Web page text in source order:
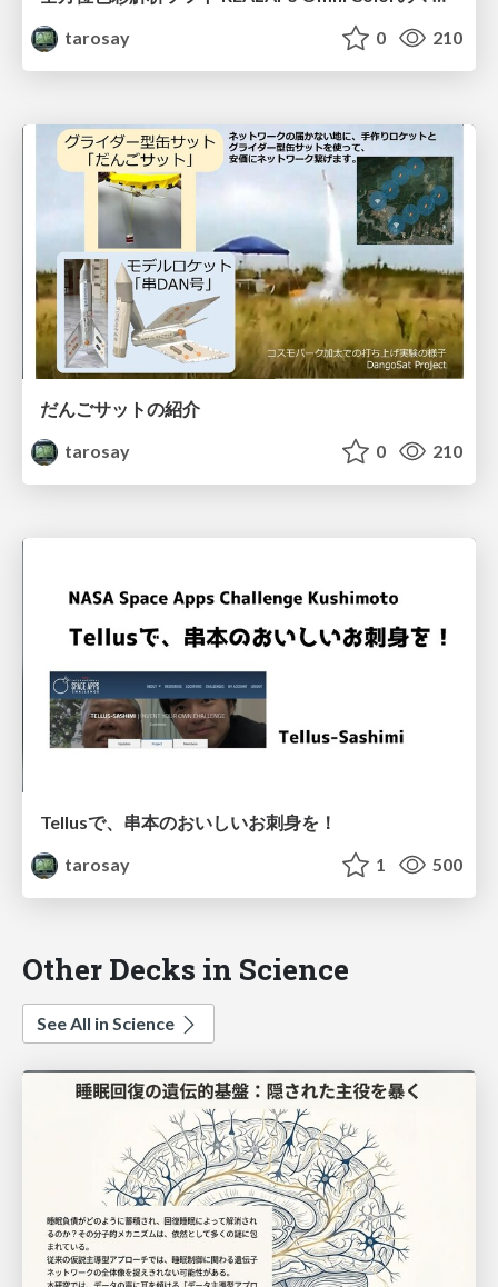
tarosay
0 210
だんごサットの紹介
tarosay
0 210
Tellusで、串本のおいしいお刺身を！
tarosay
1 500
Other Decks in Science
See All in Science